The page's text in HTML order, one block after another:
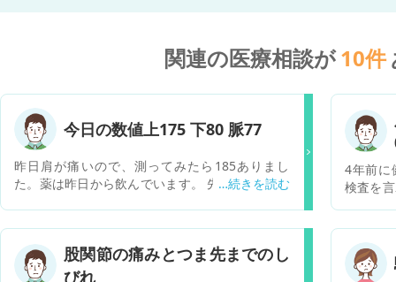
関連の医療相談が10件
今日の数値上175 下80 脈77
昨日肩が痛いので、測ってみたら185ありまし
た。薬は昨日から飲んでいます。 先生は2週間か
4年前に
検査を
え、昨
幅に基
を受診
股関節の痛みとつま先までのし
びれ